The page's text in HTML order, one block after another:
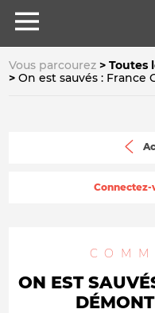
Vous parcourez
Toutes
On est sauvés : France
ON EST